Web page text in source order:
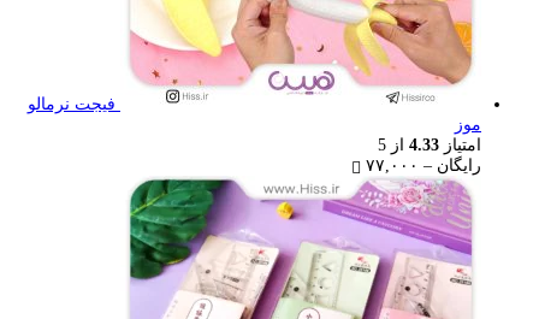
فیجت نرمالو
موز
امتیاز 4.33 از 5
رایگان – ۷۷,۰۰۰
range:
رایگان
through
۷۷,۰۰۰ تومان